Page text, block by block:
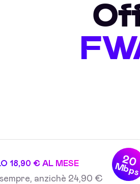
20
Mbps
18,90 € AL MESE
anzichè 24,90 €